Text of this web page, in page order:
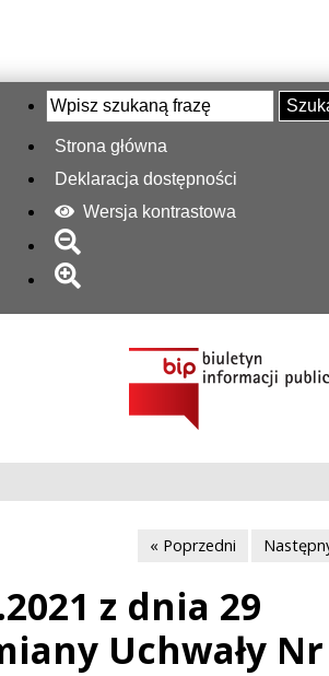
Strona główna
Deklaracja dostępności
Wersja kontrastowa
« Poprzedni
z dnia 29
Uchwały Nr